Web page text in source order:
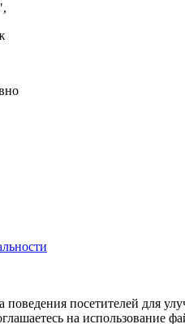
поведения посетителей для
на использование